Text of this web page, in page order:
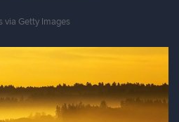
via Getty Images